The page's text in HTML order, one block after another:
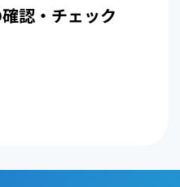
認・チェック